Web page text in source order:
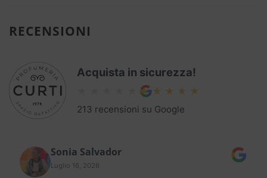
RECENSIONI
Acquista in sicurezza!
213 recensioni su Google
Sonia Salvador
Luglio 16, 2026